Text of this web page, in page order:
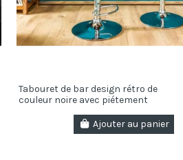
Tabouret de bar design rétro de
couleur noire avec piétement
Ajouter au panier